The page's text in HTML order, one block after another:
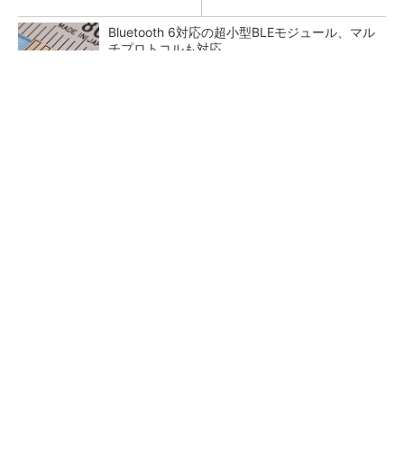
Bluetooth 6対応の超小型BLEモジュール、マル
チプロトコルも対応